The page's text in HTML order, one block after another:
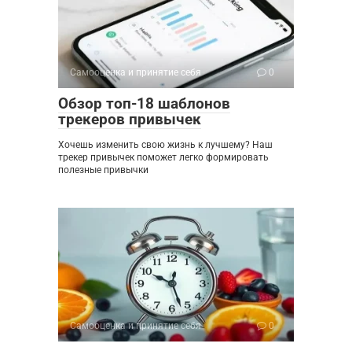
Самооценка и принятие себя 0
Обзор топ-18 шаблонов
трекеров привычек
Хочешь изменить свою жизнь к лучшему? Наш
трекер привычек поможет легко формировать
полезные привычки
Самооценка и принятие себя 0